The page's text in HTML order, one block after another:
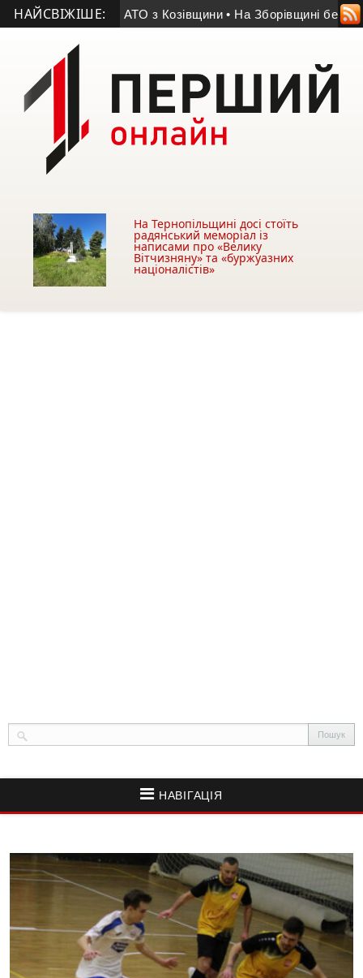
НАЙСВІЖІШЕ:
учасник АТО з Козівщини • На Зборівщині безвісти
На Тернопільщині досі стоїть
радянський меморіал із
написами про «Велику
Вітчизняну» та «буржуазних
націоналістів»
НАВІГАЦІЯ